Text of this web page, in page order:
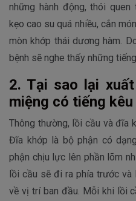
những hành động, thói
kẹo cao su quá nhiều, cắn
mòn khớp thái dương hàm.
bệnh sẽ nghe thấy những
2. Tại sao lại
miệng có tiếng kêu
Thông thường, lồi cầu và đĩa
Đĩa khớp là bộ phận có
phận chịu lực lên phần lõm
lồi cầu sẽ đi ra phía trước
về vị trí ban đầu. Mỗi khi lồi